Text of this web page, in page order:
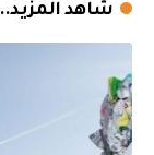
شاهد المزيد..